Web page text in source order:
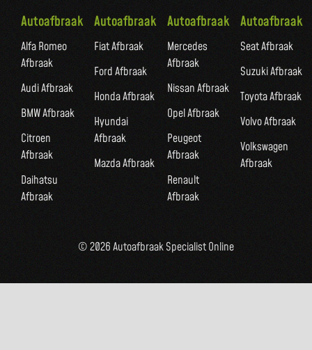
Autoafbraak
Alfa Romeo
Afbraak
Audi Afbraak
BMW Afbraak
Citroen
Afbraak
Daihatsu
Afbraak
Autoafbraak
Fiat Afbraak
Ford Afbraak
Honda Afbraak
Hyundai
Afbraak
Mazda Afbraak
Autoafbraak
Mercedes
Afbraak
Nissan Afbraak
Opel Afbraak
Peugeot
Afbraak
Renault
Afbraak
Autoafbraak
Seat Afbraak
Suzuki Afbraak
Toyota Afbraak
Volvo Afbraak
Volkswagen
Afbraak
© 2026 Autoafbraak Specialist Online